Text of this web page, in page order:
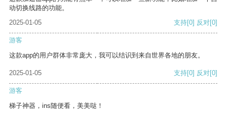
动切换线路的功能。
2025-01-05
支持[0] 反对[0]
游客
这款app的用户群体非常庞大，我可以结识到来自世界各地的朋友。
2025-01-05 支持[0] 反对[0]
游客
梯子神器，ins随便看，美美哒！